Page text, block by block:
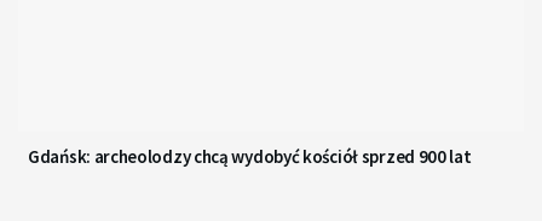
Gdańsk: archeolodzy chcą wydobyć kościół sprzed 900 lat